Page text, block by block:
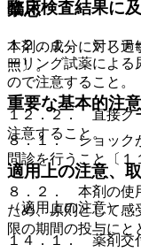
臨床検査結果に
１２．１． テステ
ーリング試薬による
ので注意すること。
１２．２． 直接ク
注意すること。
適用上の注意、
（適用上の注意）
１４．１． 薬剤交
禁忌
本剤の成分に対し過
照〕。
重要な基本的注意
８．１． ショック
問診を行うこと〔１
８．２． 本剤の使
ため、原則として感
限の期間の投与にと